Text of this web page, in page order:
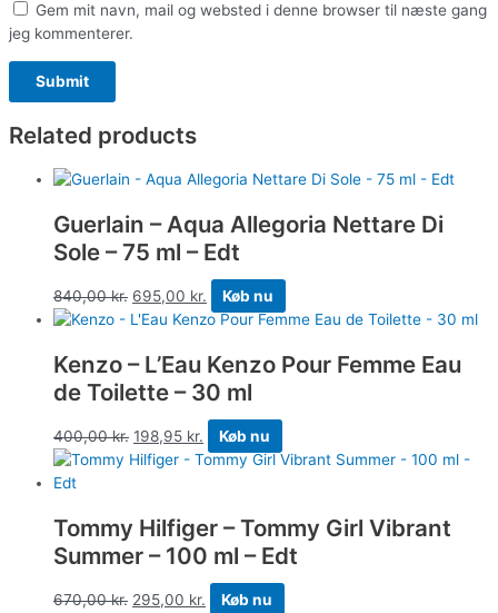
Gem mit navn, mail og websted i denne browser til næste gang
jeg kommenterer.
Related products
Guerlain – Aqua Allegoria Nettare Di
Sole – 75 ml – Edt
840,00kr. 695,00 kr. Køb nu
Kenzo – L’Eau Kenzo Pour Femme Eau
de Toilette – 30 ml
400,00kr. 198,95 kr. Køb nu
Tommy Hilfiger – Tommy Girl Vibrant
Summer – 100 ml – Edt
670,00kr. 295,00 kr. Køb nu